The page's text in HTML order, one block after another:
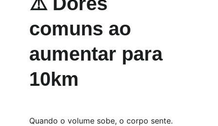
comuns ao
aumentar para
10km
Quando o volume sobe, o corpo sente.